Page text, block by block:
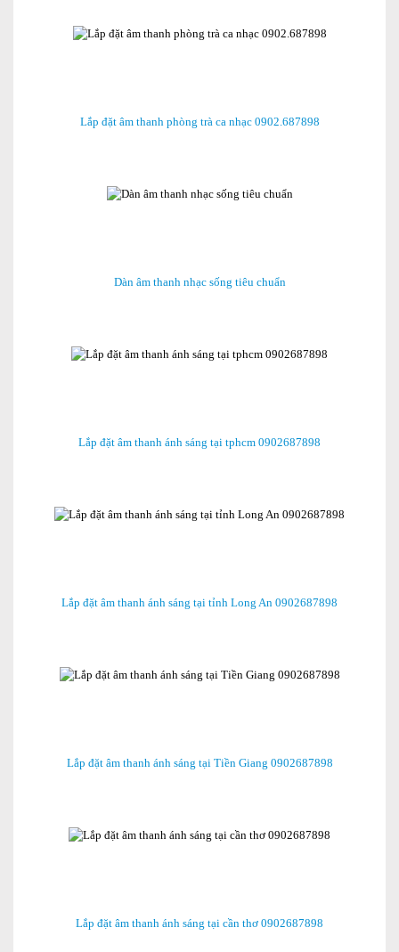
Lắp đặt âm thanh phòng trà ca nhạc 0902.687898
Dàn âm thanh nhạc sống tiêu chuẩn
Lắp đặt âm thanh ánh sáng tại tphcm 0902687898
Lắp đặt âm thanh ánh sáng tại tỉnh Long An 0902687898
Lắp đặt âm thanh ánh sáng tại Tiền Giang 0902687898
Lắp đặt âm thanh ánh sáng tại cần thơ 0902687898